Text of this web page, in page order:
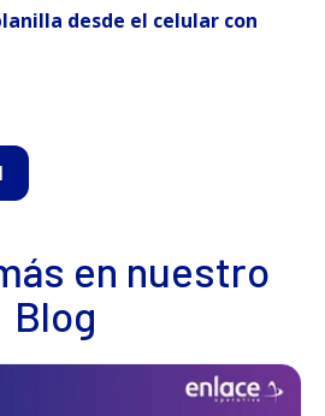
desde el celular con
en nuestro
Blog